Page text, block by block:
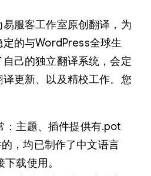
服客工作室原创翻译，为
的与WordPress全球生
己的独立翻译系统，会定
更新、以及精校工作。您
：主题、插件提供有.pot
，均已制作了中文语言
载使用。